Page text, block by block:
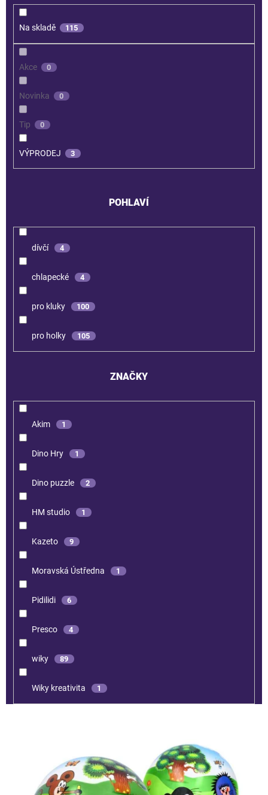
Na skladě 115
Akce 0
Novinka 0
Tip 0
VÝPRODEJ 3
ZNAČKY
Akim 1
Dino Hry 1
Dino puzzle 2
HM studio 1
Kazeto 9
Moravská Ústředna 1
Pidilidi 6
Presco 4
wiky 89
Wiky kreativita 1
POHLAVÍ
dívčí 4
chlapecké 4
pro kluky 100
pro holky 105